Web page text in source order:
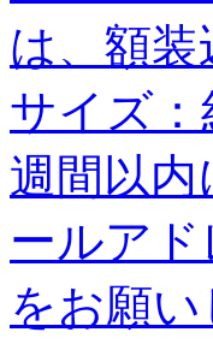
は、額
サイズ
週間以
ールアド
をお願